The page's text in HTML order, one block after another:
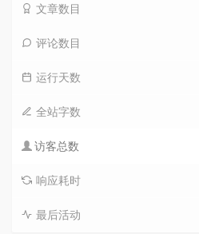
文章数目
评论数目
运行天数
全站字数
访客总数
响应耗时
最后活动